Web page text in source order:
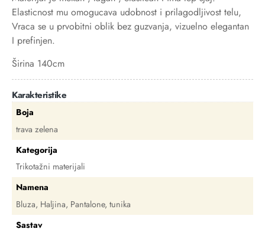
Elasticnost mu omogucava udobnost i prilagodljivost telu,
Vraca se u prvobitni oblik bez guzvanja, vizuelno elegantan
I prefinjen.
Širina 140cm
Karakteristike
Boja
trava zelena
Kategorija
Trikotažni materijali
Namena
Bluza, Haljina, Pantalone, tunika
Sastav